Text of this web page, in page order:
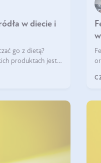
w diecie i
go z dietą?
produktach jest